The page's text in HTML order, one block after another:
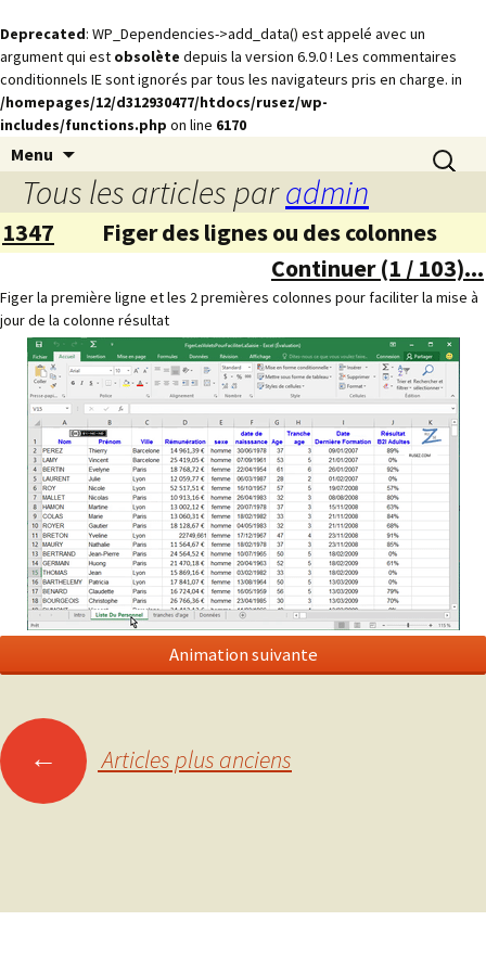
Deprecated: WP_Dependencies->add_data() est appelé avec un
argument qui est obsolète depuis la version 6.9.0 ! Les commentaires
conditionnels IE sont ignorés par tous les navigateurs pris en charge. in
/homepages/12/d312930477/htdocs/rusez/wp-
includes/functions.php on line 6170
rusez.com
Animations
Menu
au
contenu
Tous les articles paradmin
1347
Figer des lignes ou des colonnes
Continuer (1 / 103)...
Figer la première ligne et les 2 premières colonnes pour faciliter la mise à
jour de la colonne résultat
Navigation
des
← Articles plus anciens